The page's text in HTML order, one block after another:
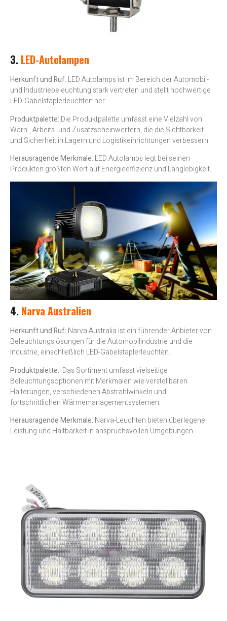
3. LED-Autolampen
Herkunft und Ruf: LED Autolamps ist im Bereich der Automobil-
und Industriebeleuchtung stark vertreten und stellt hochwertige
LED-Gabelstaplerleuchten her.
Produktpalette: Die Produktpalette umfasst eine Vielzahl von
Warn-, Arbeits- und Zusatzscheinwerfern, die die Sichtbarkeit
und Sicherheit in Lagern und Logistikeinrichtungen verbessern.
Herausragende Merkmale: LED Autolamps legt bei seinen
Produkten größten Wert auf Energieeffizienz und Langlebigkeit.
4. Narva Australien
Herkunft und Ruf: Narva Australia ist ein führender Anbieter von
Beleuchtungslösungen für die Automobilindustrie und die
Industrie, einschließlich LED-Gabelstaplerleuchten.
Produktpalette: Das Sortiment umfasst vielseitige
Beleuchtungsoptionen mit Merkmalen wie verstellbaren
Halterungen, verschiedenen Abstrahlwinkeln und
fortschrittlichen Wärmemanagementsystemen.
Herausragende Merkmale: Narva-Leuchten bieten überlegene
Leistung und Haltbarkeit in anspruchsvollen Umgebungen.